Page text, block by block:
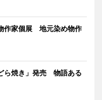
作家個展 地元染め物作
ら焼き」発売 物語ある